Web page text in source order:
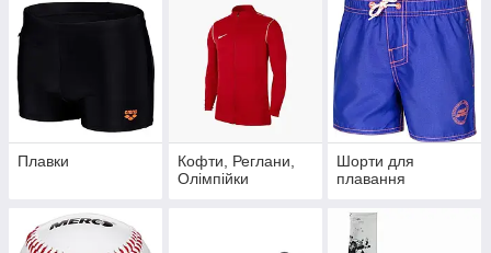
Плавки
Кофти, Реглани,
Олімпійки
Шорти для
плавання